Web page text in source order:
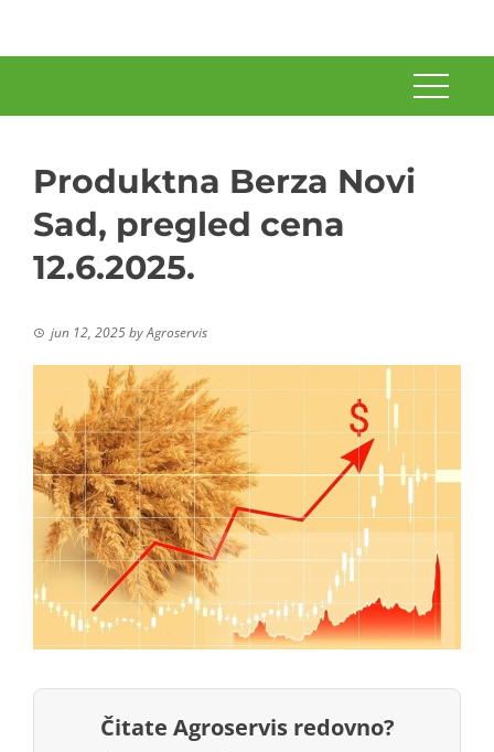
Produktna Berza Novi
Sad, pregled cena
12.6.2025.
jun 12, 2025byAgroservis
Čitate Agroservis redovno?